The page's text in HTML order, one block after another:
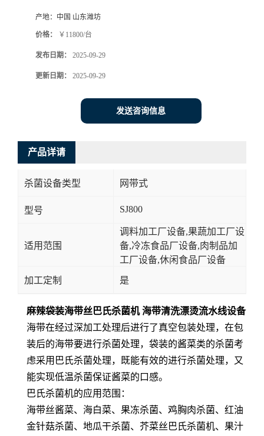
产地： 中国 山东潍坊
价格： ￥11800/台
发布日期： 2025-09-29
更新日期： 2025-09-29
发送咨询信息
产品详请
杀菌设备类型 网带式
型号 SJ800
适用范围
调料加工厂设备,果蔬加工厂设
备,冷冻食品厂设备,肉制品加
工厂设备,休闲食品厂设备
加工定制 是
麻辣袋装海带丝巴氏杀菌机 海带清洗漂烫流水线设备
海带在经过深加工处理后进行了真空包装处理，在包
装后的海带要进行杀菌处理，袋装的酱菜类的杀菌考
虑采用巴氏杀菌处理，既能有效的进行杀菌处理，又
能实现低温杀菌保证酱菜的口感。
巴氏杀菌机的应用范围：
海带丝酱菜、海白菜、果冻杀菌、鸡胸肉杀菌、红油
金针菇杀菌、地瓜干杀菌、芥菜丝巴氏杀菌机、果汁